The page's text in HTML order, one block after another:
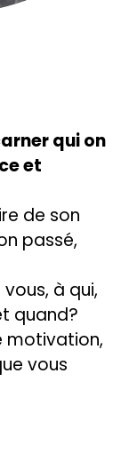
qui on
et
de son
passé,
à qui,
quand?
motivation,
vous